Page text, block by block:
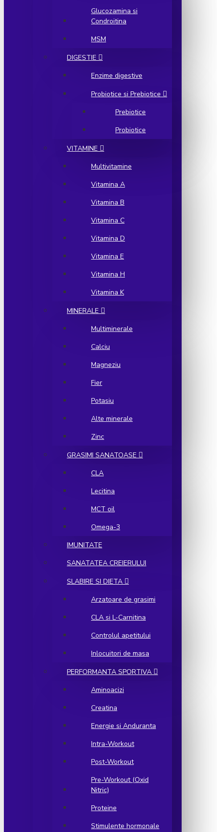
Glucozamina si
Condroitina
MSM
DIGESTIE
Enzime digestive
Probiotice si Prebiotice
Prebiotice
Probiotice
VITAMINE
Multivitamine
Vitamina A
Vitamina B
Vitamina C
Vitamina D
Vitamina E
Vitamina H
Vitamina K
MINERALE
Multiminerale
Calciu
Magneziu
Fier
Potasiu
Alte minerale
Zinc
GRASIMI SANATOASE
CLA
Lecitina
MCT oil
Omega-3
IMUNITATE
SANATATEA CREIERULUI
SLABIRE SI DIETA
Arzatoare de grasimi
CLA si L-Carnitina
Controlul apetitului
Inlocuitori de masa
PERFORMANTA SPORTIVA
Aminoacizi
Creatina
Energie si Anduranta
Intra-Workout
Post-Workout
Pre-Workout (Oxid
Nitric)
Proteine
Stimulente hormonale